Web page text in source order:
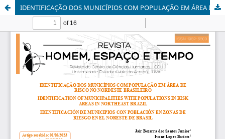
IDENTIFICAÇÃO DOS MUNICÍPIOS COM POPULAÇÃO EM ÁREA DE RISCO NO NORDESTE BRASILEIRO